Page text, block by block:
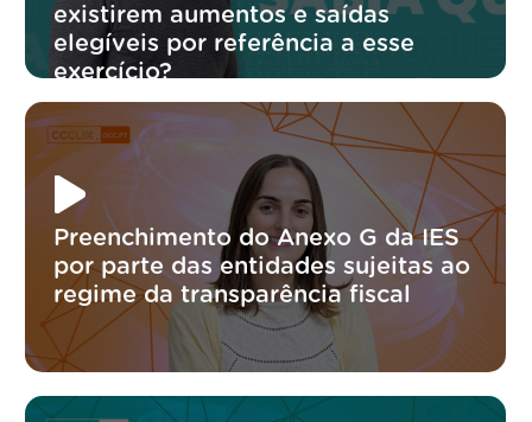
existirem aumentos e saídas
elegíveis por referência a esse
exercício?
Preenchimento do Anexo G da IES
por parte das entidades sujeitas ao
regime da transparência fiscal